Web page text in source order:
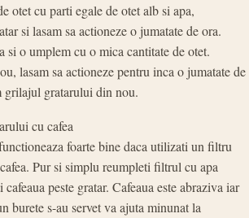
otet cu parti egale de otet alb si apa,
si lasam sa actioneze o jumatate de ora.
o umplem cu o mica cantitate de otet.
lasam sa actioneze pentru inca o jumatate de
grilajul gratarului din nou.
cu cafea
foarte bine daca utilizati un filtru
Pur si simplu reumpleti filtrul cu apa
peste gratar. Cafeaua este abraziva iar
burete s-au servet va ajuta minunat la